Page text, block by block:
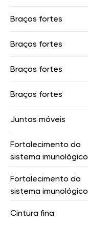
Braços fortes
Braços fortes
Braços fortes
Braços fortes
Juntas móveis
Fortalecimento do
sistema imunológico
Fortalecimento do
sistema imunológico
Cintura fina